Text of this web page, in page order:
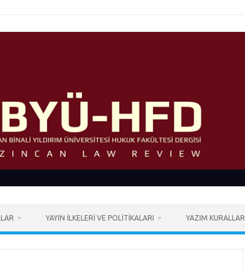
YAYIN İLKELERI VE POLITIKALARI YAZIM KURALLARI